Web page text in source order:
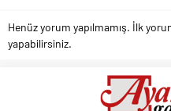
Henüz yorum yapılmamış. İlk
yapabilirsiniz.